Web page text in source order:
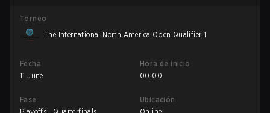
Torneo
The International North America Open Qualifier 1
Fecha
11 June
Hora de inicio
00:00
Fase
Ubicación